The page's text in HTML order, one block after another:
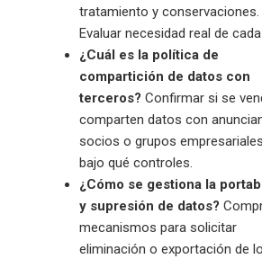
tratamiento y conservaciones.
Evaluar necesidad real de
¿Cuál es la política de
compartición de datos con
terceros? Confirmar si se
comparten datos con
socios o grupos
bajo qué controles.
¿Cómo se gestiona la
y supresión de datos?
mecanismos para solicitar
eliminación o exportación de